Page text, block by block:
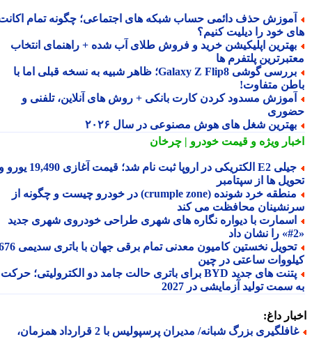
حذف دائمی حساب شبکه های اجتماعی؛ چگونه تمام اکانت
خود را دیلیت کنیم؟
اپلیکیشن خرید و فروش طلای آب شده + راهنمای انتخاب
پلتفرم ها
بررسی گوشی Galaxy Z Flip8؛ ظاهر شبیه به نسخه قبلی اما با
متفاوت!
مسدود کردن کارت بانکی + روش های آنلاین، تلفنی و
شغل های هوش مصنوعی در سال ۲۰۲۶
ویژهو قیمت خودرو | چرخان
جیلی E2 الکتریکی در اروپا ثبت نام شد؛ قیمت آغازی 19,490 یورو و
ها از سپتامبر
منطقه خرد شونده (crumple zone) در خودرو چیست و چگونه از
محافظت می کند
با دیواره نگاره های شهری طراحی خودروی شهری جدید
تحویل نخستین کامیون معدنی تمام برقی جهان با باتری سدیمی 676
ساعتی در چین
پتنت های جدید BYD برای باتری حالت جامد دو الکترولیتی؛ حرکت
سمت تولید آزمایشی در 2027
داغ:
غافلگیری بزرگ شبانه/ مدیران پرسپولیس با 2 قرارداد همزمان،